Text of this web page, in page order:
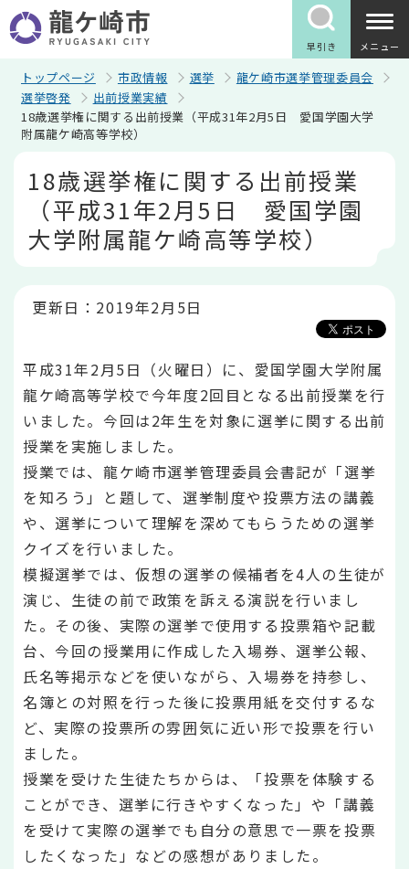
の
ペ
早引き メニュー
トップページ 市政情報 選挙
龍ケ崎市選挙管理委員会
選挙啓発
出前授業実績
18歳選挙権に関する出前授業（平成31年2月5日 愛国学園大学
附属龍ケ崎高等学校）
18歳選挙権に関する出前授業
（平成31年2月5日 愛国学園
大学附属龍ケ崎高等学校）
更新日：2019年2月5日
平成31年2月5日（火曜日）に、愛国学園大学附属
龍ケ崎高等学校で今年度2回目となる出前授業を行
いました。今回は2年生を対象に選挙に関する出前
授業を実施しました。
授業では、龍ケ崎市選挙管理委員会書記が「選挙
を知ろう」と題して、選挙制度や投票方法の講義
や、選挙について理解を深めてもらうための選挙
クイズを行いました。
模擬選挙では、仮想の選挙の候補者を4人の生徒が
演じ、生徒の前で政策を訴える演説を行いまし
た。その後、実際の選挙で使用する投票箱や記載
台、今回の授業用に作成した入場券、選挙公報、
氏名等掲示などを使いながら、入場券を持参し、
名簿との対照を行った後に投票用紙を交付するな
ど、実際の投票所の雰囲気に近い形で投票を行い
ました。
授業を受けた生徒たちからは、「投票を体験する
ことができ、選挙に行きやすくなった」や「講義
を受けて実際の選挙でも自分の意思で一票を投票
したくなった」などの感想がありました。